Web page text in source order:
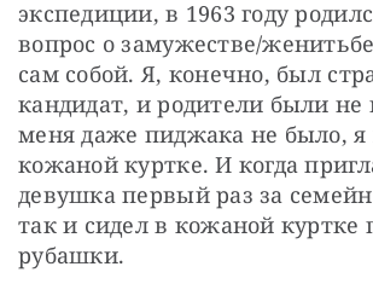
экспедиции, в 1963 году
вопрос о замужестве/
сам собой. Я, конечно, был
кандидат, и родители были не
меня даже пиджака не было, я
кожаной куртке. И когда
девушка первый раз за
так и сидел в кожаной куртке
рубашки.